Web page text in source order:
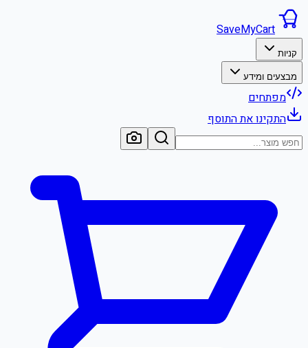
SaveMyCart
קניות
מבצעים ומידע
מפתחים
התקינו את התוסף